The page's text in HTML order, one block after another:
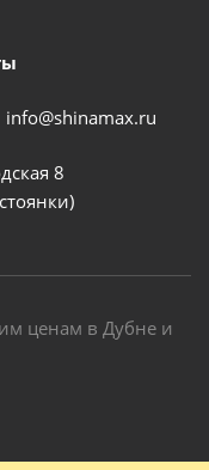
info@shinamax.ru
8
ценам в Дубне и